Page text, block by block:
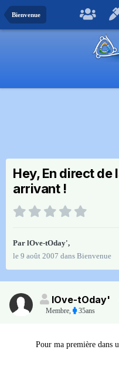
Bienvenue
Hey, En direct de
arrivant !
Par lOve-tOday',
le 9 août 2007 dans Bienvenue
lOve-tOday'
Membre, 35ans
Pour ma première dans